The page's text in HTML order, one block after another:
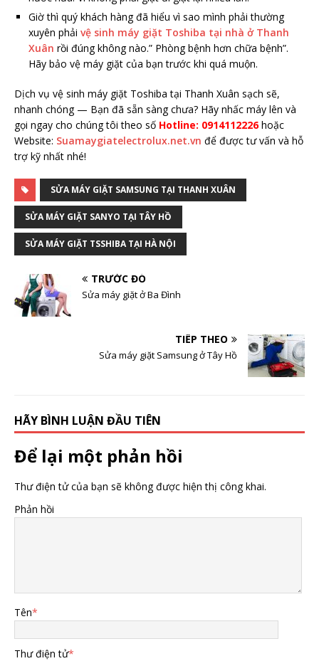
Giờ thì quý khách hàng đã hiểu vì sao mình phải thường
xuyên phải vệ sinh máy giặt Toshiba tại nhà ở Thanh
Xuân rồi đúng không nào.” Phòng bệnh hơn chữa bệnh”.
Hãy bảo vệ máy giặt của bạn trước khi quá muộn.
Dịch vụ vệ sinh máy giặt Toshiba tại Thanh Xuân sạch sẽ,
nhanh chóng — Bạn đã sẵn sàng chưa? Hãy nhấc máy lên và
gọi ngay cho chúng tôi theo số Hotline: 0914112226 hoặc
Website: Suamaygiatelectrolux.net.vn để được tư vấn và hỗ
trợ kỹ nhất nhé!
SỬA MÁY GIẶT SAMSUNG TẠI THANH XUÂN
SỬA MÁY GIẶT SANYO TẠI TÂY HỒ
SỬA MÁY GIẶT TSSHIBA TẠI HÀ NỘI
TRƯỚC ĐÓ
Sửa máy giặt ở Ba Đình
TIẾP THEO
Sửa máy giặt Samsung ở Tây Hồ
HÃY BÌNH LUẬN ĐẦU TIÊN
Để lại một phản hồi
Thư điện tử của bạn sẽ không được hiện thị công khai.
Phản hồi
Tên*
Thư điện tử*